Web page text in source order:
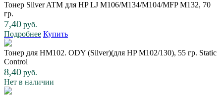
Тонер Silver ATM для HP LJ M106/M134/M104/MFP M132, 70
гр.
7,40 руб.
Подробнее Купить
Тонер для НМ102. ODY (Silver)(для HP M102/130), 55 гр. Static
Control
8,40 руб.
Нет в наличии